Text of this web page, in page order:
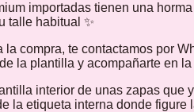
importadas tienen una
talle habitual ✨
la compra, te contactamos por
la plantilla y acompañarte en
interior de unas zapas que
la etiqueta interna donde figure